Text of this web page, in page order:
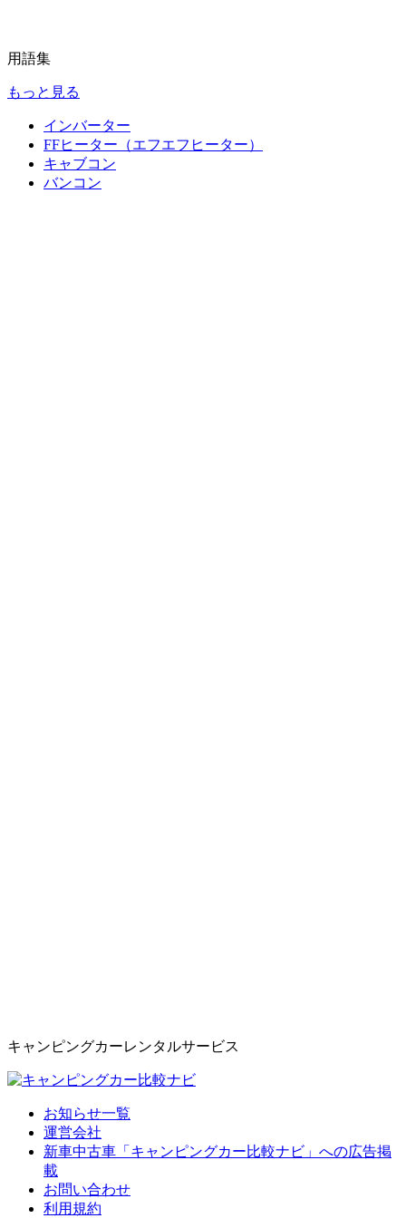
用語集
もっと見る
インバーター
FFヒーター（エフエフヒーター）
キャブコン
バンコン
キャンピングカーレンタルサービス
お知らせ一覧
運営会社
新車中古車「キャンピングカー比較ナビ」への広告掲
載
お問い合わせ
利用規約